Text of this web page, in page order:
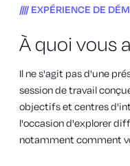
EXPÉRIENCE DE
À quoi vous
Il ne s'agit pas d'une
session de travail
objectifs et centres
l'occasion d'explorer
notamment comment